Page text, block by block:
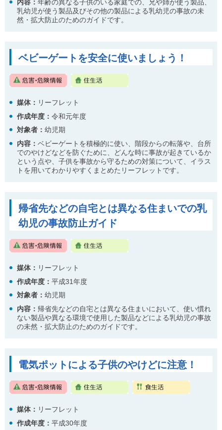
内容： 年齢の異なる子供のいる家庭での、兄や姉が使う製品、
乳幼児が使う製品及びその他の製品による乳幼児の事故の未
然・拡大防止のためのガイドです。
ベビーゲートを安全に使いましょう！
媒体： リーフレット
作成年度： 令和元年度
対象者： 幼児期
内容 ： ベビーゲートを積極的に使い、階段からの転落や、台所
でのやけどなどを防ぐために、どんな時に事故が起きているか
という点や、子供を事故から守るための対策について、イラス
トを用いてわかりやすくまとめたリーフレットです。
帰省先などの自宅とは異なる住まいでの乳
幼児の事故防止ガイド
媒体： リーフレット
作成年度： 平成31年度
対象者： 幼児期
内容 ： 帰省先などの自宅とは異なる住まいにおいて、使い慣れ
ない製品や異なる環境で使用した製品などによる乳幼児の事故
の未然・拡大防止のためのガイドです。
電気ポットによる子供のやけどに注意！
媒体： リーフレット
作成年度： 平成30年度